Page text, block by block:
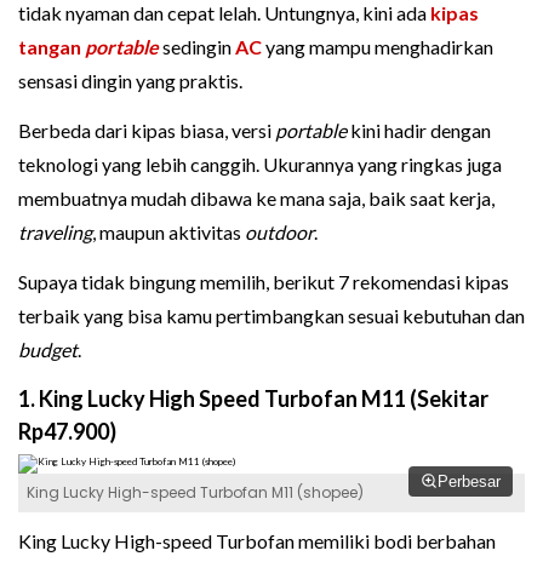
tidak nyaman dan cepat lelah. Untungnya, kini ada kipas
tangan portablesedinginACyang mampu menghadirkan
sensasi dingin yang praktis.
Berbeda dari kipas biasa, versi portablekini hadir dengan
teknologi yang lebih canggih. Ukurannya yang ringkas juga
membuatnya mudah dibawa ke mana saja, baik saat kerja,
traveling, maupun aktivitas outdoor.
Supaya tidak bingung memilih, berikut 7 rekomendasi kipas
terbaik yang bisa kamu pertimbangkan sesuai kebutuhan dan
budget.
1. King Lucky High Speed Turbofan M11 (Sekitar
Rp47.900)
Perbesar
King Lucky High-speed Turbofan M11 (shopee)
King Lucky High-speed Turbofan memiliki bodi berbahan